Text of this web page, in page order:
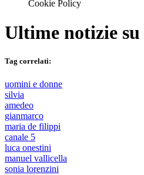
Cookie Policy
Ultime notizie su
Tag correlati:
uomini e donne
silvia
amedeo
gianmarco
maria de filippi
canale 5
luca onestini
manuel vallicella
sonia lorenzini